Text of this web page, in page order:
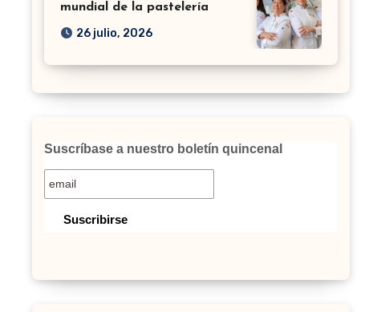
mundial de la pastelería
26 julio, 2026
Suscríbase a nuestro boletín quincenal